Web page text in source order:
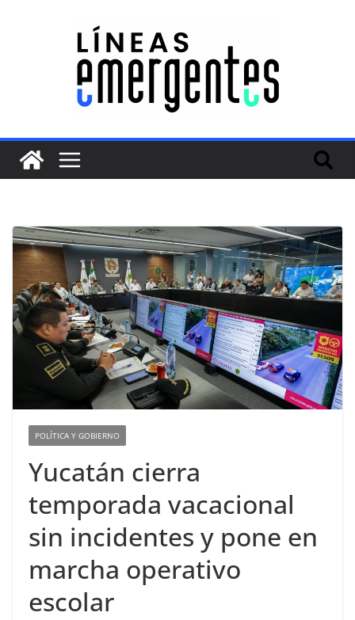
POLÍTICA Y GOBIERNO
Yucatán cierra
temporada vacacional
sin incidentes y pone en
marcha operativo
escolar